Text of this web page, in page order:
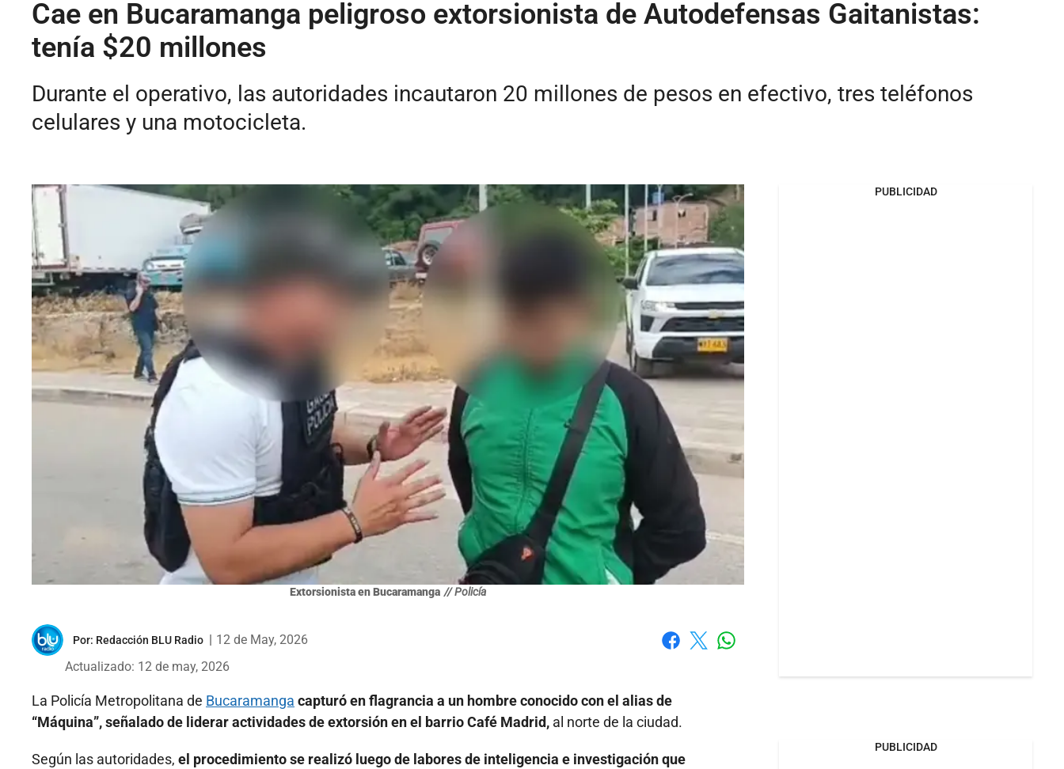
Cae en Bucaramanga peligroso extorsionista de Autodefensas Gaitanistas:
tenía $20 millones
Durante el operativo, las autoridades incautaron 20 millones de pesos en efectivo, tres teléfonos
celulares y una motocicleta.
Extorsionista en Bucaramanga // Policía
Por: Redacción BLU Radio
12 de May, 2026
Actualizado: 12 de may, 2026
La Policía Metropolitana de Bucaramanga capturó en flagrancia a un hombre conocido con el alias de
“Máquina”, señalado de liderar actividades de extorsión en el barrio Café Madrid, al norte de la ciudad.
Según las autoridades, el procedimiento se realizó luego de labores de inteligencia e investigación que
PUBLICIDAD
PUBLICIDAD